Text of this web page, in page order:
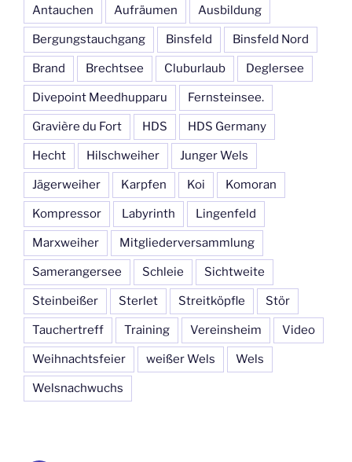
Antauchen Aufräumen Ausbildung
Bergungstauchgang Binsfeld Binsfeld Nord
Brand Brechtsee Cluburlaub Deglersee
Divepoint Meedhupparu Fernsteinsee.
Gravière du Fort HDS HDS Germany
Hecht Hilschweiher Junger Wels
Jägerweiher Karpfen Koi Komoran
Kompressor Labyrinth Lingenfeld
Marxweiher Mitgliederversammlung
Samerangersee Schleie Sichtweite
Steinbeißer Sterlet Streitköpfle Stör
Tauchertreff Training Vereinsheim Video
Weihnachtsfeier weißer Wels Wels
Welsnachwuchs